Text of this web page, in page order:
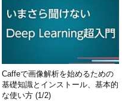
Caffeで画像解析を始めるための
基礎知識とインストール、基本的
な使い方 (1/2)